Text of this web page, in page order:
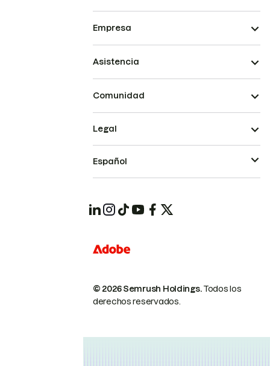
Empresa
Asistencia
Comunidad
© 2026 Semrush Holdings.Todos los
derechos reservados.
Legal
Español